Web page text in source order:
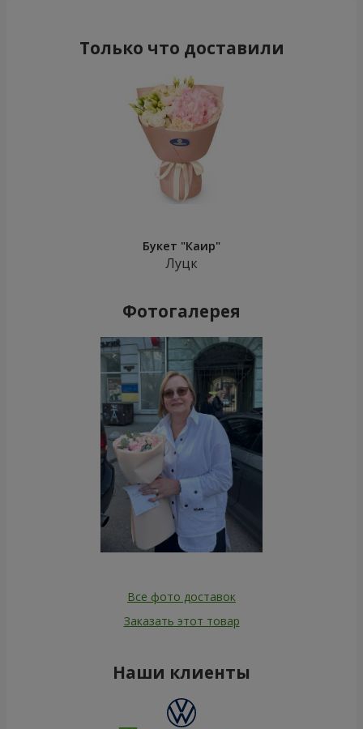
Только что доставили
Букет "Каир"
Луцк
Фотогалерея
Все фото доставок
Заказать этот товар
Наши клиенты